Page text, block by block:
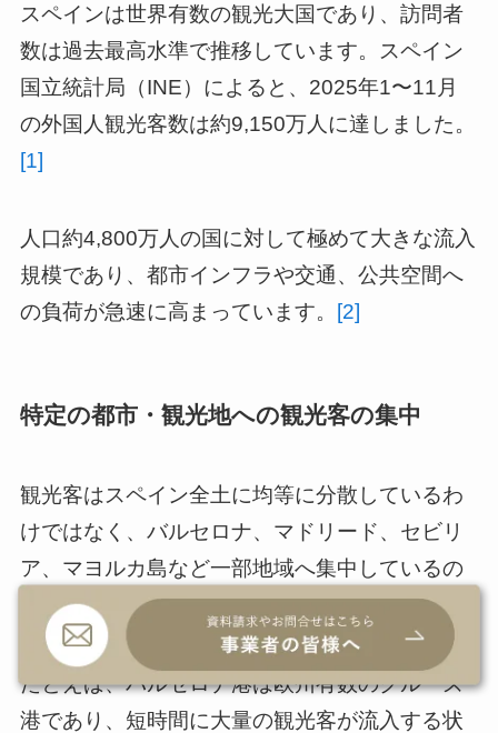
スペインは世界有数の観光大国であり、訪問者
数は過去最高水準で推移しています。スペイン
国立統計局（INE）によると、2025年1〜11月
の外国人観光客数は約9,150万人に達しました。
[1]
人口約4,800万人の国に対して極めて大きな流入
規模であり、都市インフラや交通、公共空間へ
の負荷が急速に高まっています。
[2]
特定の都市・観光地への観光客の集中
観光客はスペイン全土に均等に分散しているわ
けではなく、バルセロナ、マドリード、セビリ
ア、マヨルカ島など一部地域へ集中しているの
が現状です。
たとえば、バルセロナ港は欧州有数のクルーズ
港であり、短時間に大量の観光客が流入する状